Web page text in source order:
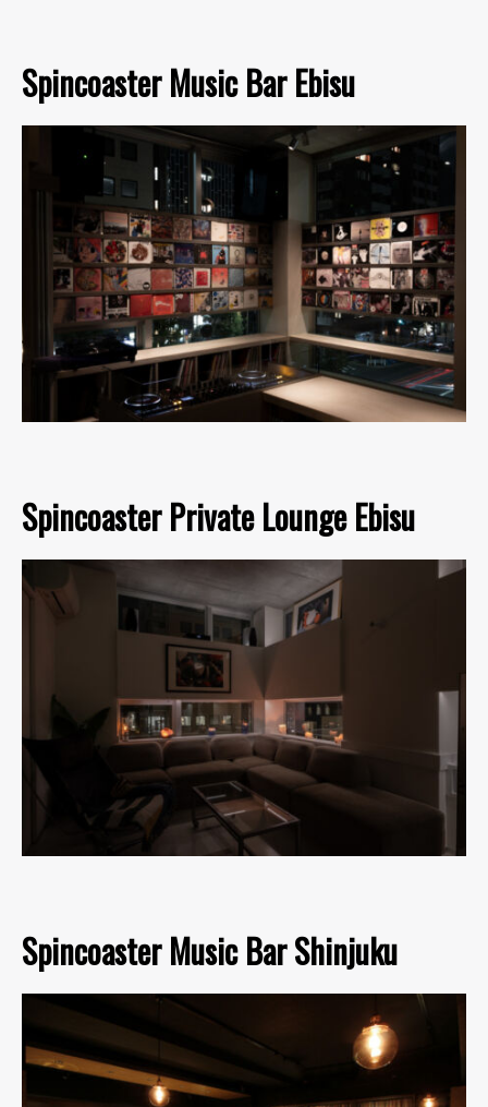
Spincoaster Music Bar Ebisu
Spincoaster Private Lounge Ebisu
Spincoaster Music Bar Shinjuku